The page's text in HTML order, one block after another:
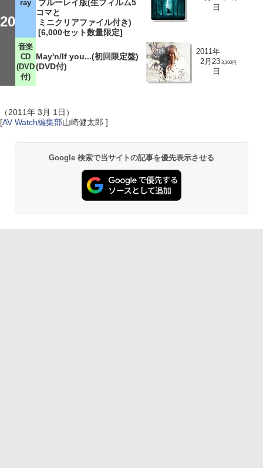
20
ray
ブルーレイ版(生フィルム5
コマと
ミニクリアファイル付き)
[6,000セット数量限定]
日
音楽
CD
(DVD
付)
May'n/If you...(初回限定盤)
(DVD付)
2011年
2月23
日
3,360円
（2011年 3月 1日）
[AV Watch編集部山崎健太郎 ]
Google 検索で当サイトの記事を優先表示させる